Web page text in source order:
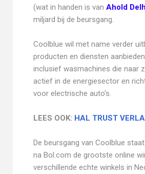
(wat in handen is van Ahold
miljard bij de beursgang.
Coolblue wil met name verder
producten en diensten
inclusief wasmachines die naar
actief in de energiesector en
voor electrische auto's.
LEES OOK: HAL TRUST
De beursgang van Coolblue
na Bol.com de grootste online
verschillende echte winkels in